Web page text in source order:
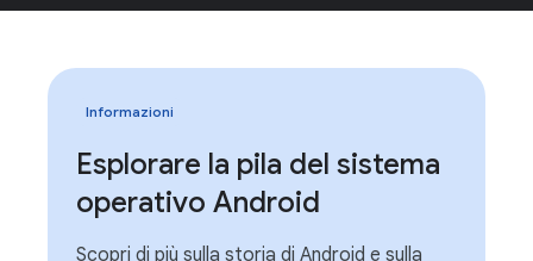
Informazioni
Esplorare la pila del sistema
operativo Android
Scopri di più sulla storia di Android e sulla